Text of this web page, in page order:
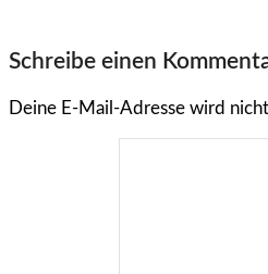
Schreibe einen
Deine E-Mail-Adresse wird